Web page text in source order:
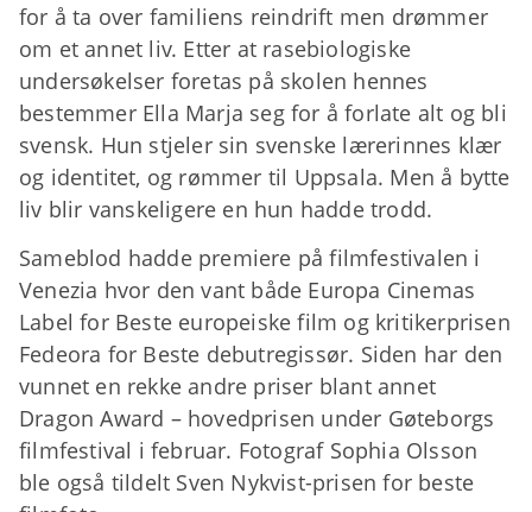
for å ta over familiens reindrift men drømmer
om et annet liv. Etter at rasebiologiske
undersøkelser foretas på skolen hennes
bestemmer Ella Marja seg for å forlate alt og bli
svensk. Hun stjeler sin svenske lærerinnes klær
og identitet, og rømmer til Uppsala. Men å bytte
liv blir vanskeligere en hun hadde trodd.
Sameblod hadde premiere på filmfestivalen i
Venezia hvor den vant både Europa Cinemas
Label for Beste europeiske film og kritikerprisen
Fedeora for Beste debutregissør. Siden har den
vunnet en rekke andre priser blant annet
Dragon Award – hovedprisen under Gøteborgs
filmfestival i februar. Fotograf Sophia Olsson
ble også tildelt Sven Nykvist-prisen for beste